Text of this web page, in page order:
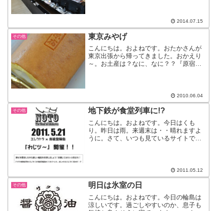
ょっとドキドキ。今どき、ナビがない、
スマホもない、なんてめず...
2014.07.15
その他 東京みやげ
こんにちは。およねです。おたかさんが
東京出張から帰ってきました。おかえり
～。お土産は？なに、なに？？『原宿』
2010.06.04
その他 地下鉄が食堂列車に!?
こんにちは。およねです。今日はくも
り。昨日は雨。来週末は・・晴れますよ
うに。さて、いつも見ているサイトで見
は、・・地下鉄の車内。座席に座...2011.05.12
その他 明日は氷室の日
こんにちは。およねです。今日の輪島は
涼しいです。過ごしやすいのか、息子も